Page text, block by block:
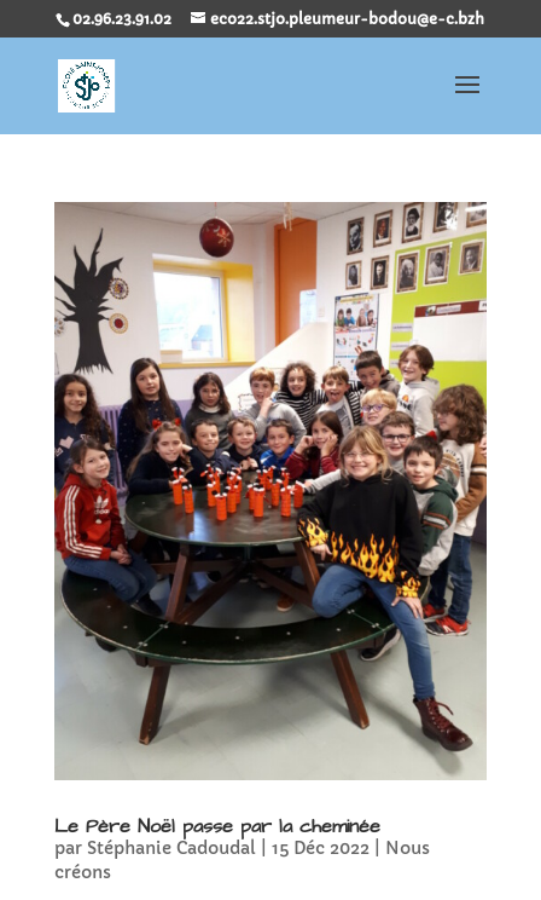
02.96.23.91.02 eco22.stjo.pleumeur-bodou@e-c.bzh
Le Père Noël passe par la cheminée
par Stéphanie Cadoudal| 15 Déc 2022| Nous
créons